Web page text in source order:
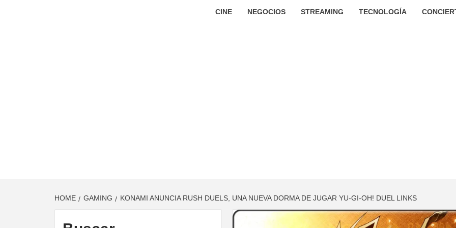
CINE NEGOCIOS STREAMING TECNOLOGÍA
HOME GAMING KONAMI ANUNCIA RUSH DUELS, UNA NUEVA DORMA DE JUGAR YU-GI-OH! DUEL LINKS